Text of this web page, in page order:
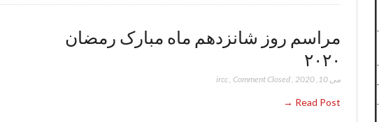
مراسم روز شانزدهم ماه مبارک رمضان
۲۰۲۰
می 10, 2020 ,
ircc, Comment Closed
Read Post →